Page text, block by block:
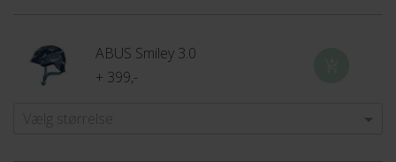
ABUS Smiley 3.0
+ 399,-
Vælg størrelse